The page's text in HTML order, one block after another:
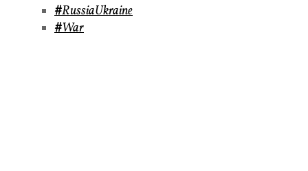
#RussiaUkraine
#War